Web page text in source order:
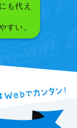
も代え
すい。